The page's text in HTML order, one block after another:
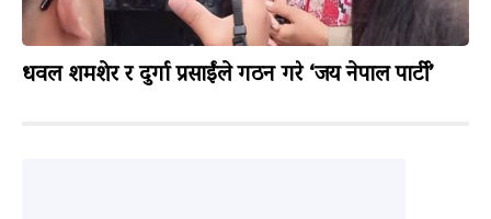
धवल शमशेर र दुर्गा प्रसाईंले गठन गरे ‘जय नेपाल पार्टी’